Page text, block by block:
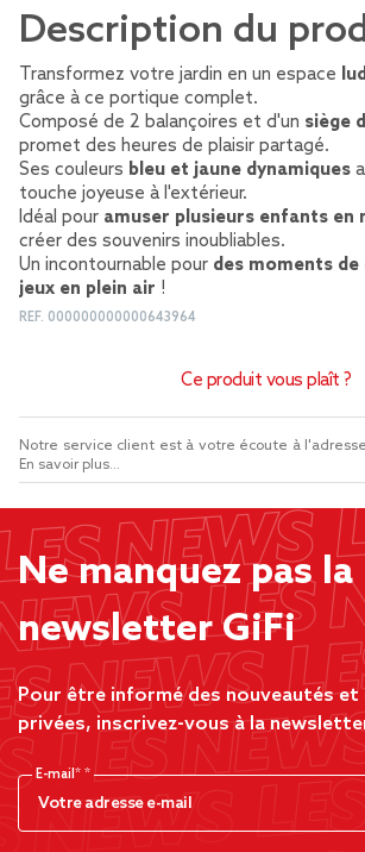
Description du
Transformez votre jardin en un espace
grâce à ce portique complet.
Composé de 2 balançoires et d'un siège
promet des heures de plaisir partagé.
Ses couleurs bleu et jaune dynamiques
touche joyeuse à l'extérieur.
Idéal pour amuser plusieurs enfants en
créer des souvenirs inoubliables.
Un incontournable pour des moments
jeux en plein air !
REF. 000000000000643964
Ce produit vous plaît ?
Notre service client est à votre écoute à
En savoir plus...
Ne manquez pas la
newsletter GiFi
Pour être informé des nouveautés
privées, inscrivez-vous à la
E-mail*